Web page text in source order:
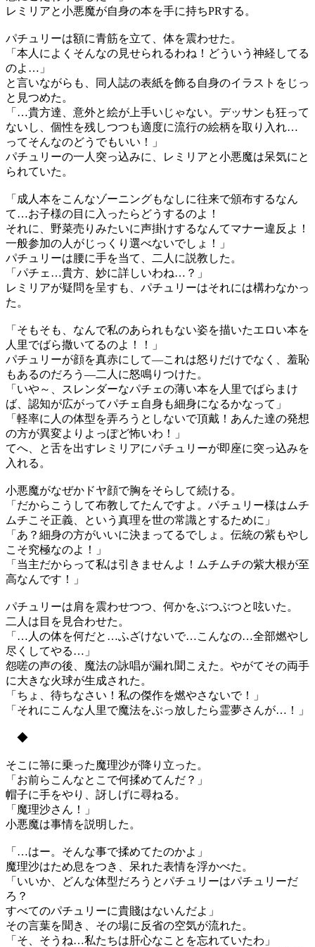
レミリアと小悪魔が自身の本を手に持ちPRする。
パチュリーは額に青筋を立て、体を震わせた。
「本人によくそんなの見せられるわね！どういう神経してる
のよ…」
と言いながらも、同人誌の表紙を飾る自身のイラストをじっ
と見つめた。
「…貴方達、意外と絵が上手いじゃない。デッサンも狂って
ないし、個性を残しつつも適度に流行の絵柄を取り入れ…
ってそんなのどうでもいい！」
パチュリーの一人突っ込みに、レミリアと小悪魔は呆気にと
られていた。
「成人本をこんなゾーニングもなしに往来で頒布するなん
て…お子様の目に入ったらどうするのよ！
それに、野菜売りみたいに声掛けするなんてマナー違反よ！
一般参加の人がじっくり選べないでしょ！」
パチュリーは腰に手を当て、二人に説教した。
「パチェ…貴方、妙に詳しいわね…？」
レミリアが疑問を呈すも、パチュリーはそれには構わなかっ
た。
「そもそも、なんで私のあられもない姿を描いたエロい本を
人里でばら撒いてるのよ！！」
パチュリーが顔を真赤にして―これは怒りだけでなく、羞恥
もあるのだろう―二人に怒鳴りつけた。
「いや～、スレンダーなパチェの薄い本を人里でばらまけ
ば、認知が広がってパチェ自身も細身になるかなって」
「軽率に人の体型を弄ろうとしないで頂戴！あんた達の発想
の方が異変よりよっぽど怖いわ！」
てへ、と舌を出すレミリアにパチュリーが即座に突っ込みを
入れる。
小悪魔がなぜかドヤ顔で胸をそらして続ける。
「だからこうして布教してたんですよ。パチュリー様はムチ
ムチこそ正義、という真理を世の常識とするために」
「あ？細身の方がいいに決まってるでしょ。伝統の紫もやし
こそ究極なのよ！」
「当主だからって私は引きませんよ！ムチムチの紫大根が至
高なんです！」
パチュリーは肩を震わせつつ、何かをぶつぶつと呟いた。
二人は目を見合わせた。
「…人の体を何だと…ふざけないで…こんなの…全部燃やし
尽くしてやる…」
怨嗟の声の後、魔法の詠唱が漏れ聞こえた。やがてその両手
に大きな火球が生成された。
「ちょ、待ちなさい！私の傑作を燃やさないで！」
「それにこんな人里で魔法をぶっ放したら霊夢さんが…！」
◆
そこに箒に乗った魔理沙が降り立った。
「お前らこんなとこで何揉めてんだ？」
帽子に手をやり、訝しげに尋ねる。
「魔理沙さん！」
小悪魔は事情を説明した。
「…はー。そんな事で揉めてたのかよ」
魔理沙はため息をつき、呆れた表情を浮かべた。
「いいか、どんな体型だろうとパチュリーはパチュリーだ
ろ？
すべてのパチュリーに貴賤はないんだよ」
その言葉を聞き、その場に反省の空気が流れた。
「そ、そうね…私たちは肝心なことを忘れていたわ」